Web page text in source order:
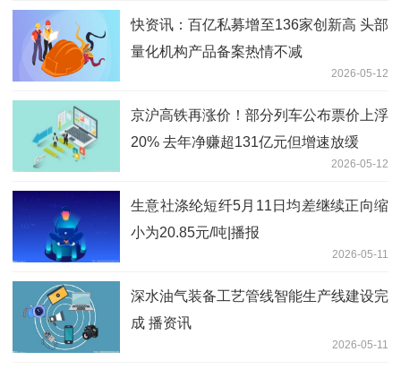
快资讯：百亿私募增至136家创新高 头部
量化机构产品备案热情不减
2026-05-12
京沪高铁再涨价！部分列车公布票价上浮
20% 去年净赚超131亿元但增速放缓
2026-05-12
生意社涤纶短纤5月11日均差继续正向缩
小为20.85元/吨|播报
2026-05-11
深水油气装备工艺管线智能生产线建设完
成 播资讯
2026-05-11